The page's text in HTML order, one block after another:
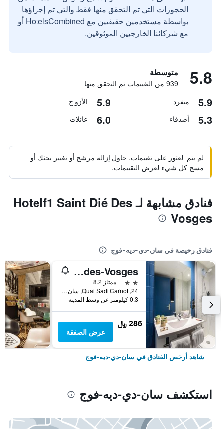
الحجوزات التي تم التحقق منها فقط والتي تم إجراؤها
بواسطة مستخدمين حقيقيين مع HotelsCombined أو
مع شركائنا الخارجيين الموثوقين.
5.8 متوسطة
939 من التقييمات تم التحقق منها
5.9 منفرد 5.9 الأزواج
5.3 أصدقاء 6.0 عائلات
لم يتم العثور على تقييمات. حاول إزالة مرشح أو تغيير بحثك أو
مسح كل شيء لعرض التقييمات.
فنادق مشابهة لـ Hotelf1 Saint Dié Des
Vosges
فنادق رخيصة في سان-دي-ديه-فوج
ibis budget Saint-Dié-des-Vosges
2 نجمتين
ممتاز 8.2
24, Quai Sadi Carnot, سان-دي-ديه-فوج, إقليم فوج, فرنسا
0.3 كيلومتر عن وسط المدينة
286 ﷼
عرض الصفقة
شاهد أرخص الفنادق في سان-دي-ديه-فوج
استكشف سان-دي-ديه-فوج